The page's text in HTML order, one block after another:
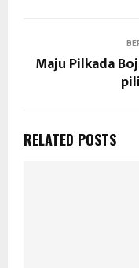
Maju Pilkada
RELATED POSTS